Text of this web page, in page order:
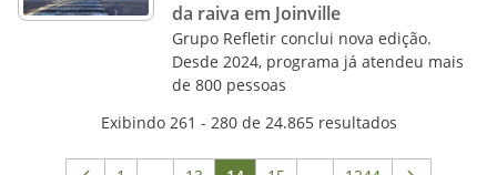
da raiva em Joinville
Grupo Refletir conclui nova edição.
Desde 2024, programa já atendeu mais
de 800 pessoas
Exibindo 261 - 280 de 24.865 resultados